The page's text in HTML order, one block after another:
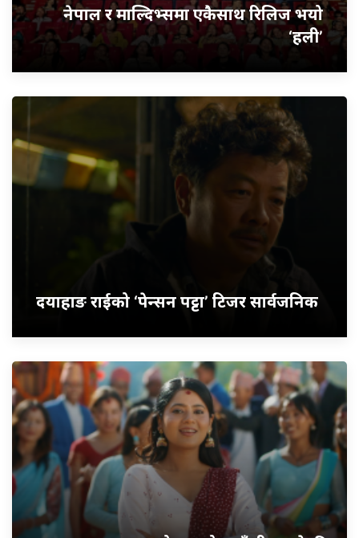
नेपाल र माल्दिभ्समा एकैसाथ रिलिज भयो
‘हली’
दयाहाङ राईको ‘पेन्सन पट्टा’ टिजर सार्वजनिक